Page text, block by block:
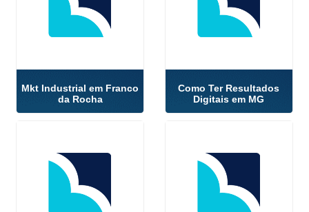
Mkt Industrial em Franco
da Rocha
Como Ter Resultados
Digitais em MG